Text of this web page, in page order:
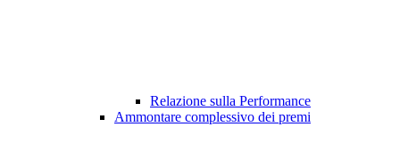
Relazione sulla Performance
Ammontare complessivo dei premi